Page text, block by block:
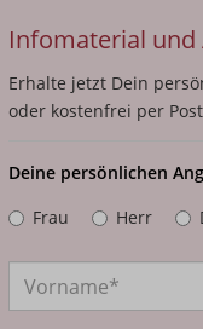
Infomaterial
Erhalte jetzt Dein
oder kostenfrei per
Deine persönlichen
Frau
Herr